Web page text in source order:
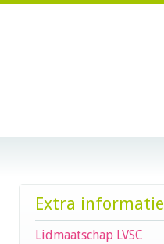
Extra informatie
Lidmaatschap LVSC